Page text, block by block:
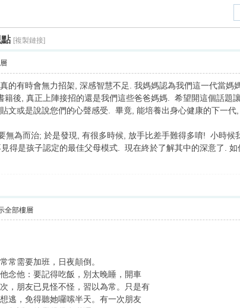
[複製鏈接]
的有時會無力招架, 深感智慧不足. 我媽媽認為我們這一代當
籍後, 真正上陣接招的還是我們這些爸爸媽媽. 希望開這個話題
文或是說說您們的心聲感受. 畢竟, 能培養出身心健康的下一
無為而治; 於是發現, 有很多時候, 放手比差手難得多唷! 小時
得是孩子認定的最佳父母模式. 現在終於了解其中的深意了.
全部樓層
常需要加班，日夜顛倒。
念他：要記得吃飯，別太晚睡，開車
，朋友已見怪不怪，習以為常。只是有
逃，免得聽她囉嗦半天。有一次朋友